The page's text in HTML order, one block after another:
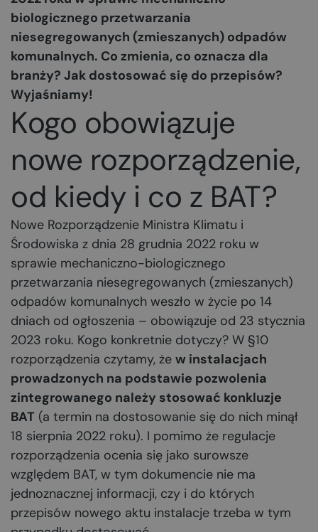
biologicznego przetwarzania
niesegregowanych (zmieszanych) odpadów
komunalnych. Co zmienia, co oznacza dla
branży? Jak dostosować się do przepisów?
Wyjaśniamy!
Kogo obowiązuje
nowe rozporządzenie,
od kiedy i co z BAT?
Nowe Rozporządzenie Ministra Klimatu i
Środowiska z dnia 28 grudnia 2022 roku w
sprawie mechaniczno-biologicznego
przetwarzania niesegregowanych (zmieszanych)
odpadów komunalnych weszło w życie po 14
dniach od ogłoszenia – obowiązuje od 23 stycznia
2023 roku. Kogo konkretnie dotyczy? W §10
rozporządzenia czytamy, że w instalacjach
prowadzonych na podstawie pozwolenia
zintegrowanego należy stosować konkluzje
BAT (a termin na dostosowanie się do nich minął
18 sierpnia 2022 roku). I pomimo że regulacje
rozporządzenia ocenia się jako surowsze
względem BAT, w tym dokumencie nie ma
jednoznacznej informacji, czy i do których
przepisów nowego aktu instalacje trzeba w tym